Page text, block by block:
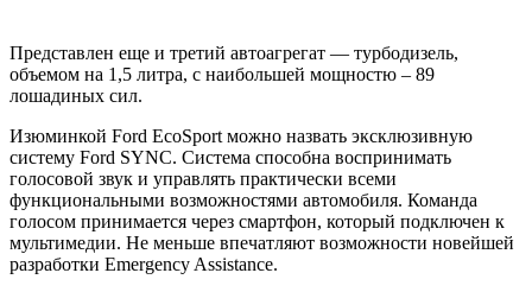
Представлен еще и третий автоагрегат — турбодизель,
объемом на 1,5 литра, с наибольшей мощностю – 89
лошадиных сил.
Изюминкой Ford EcoSport можно назвать эксклюзивную
систему Ford SYNC. Система способна воспринимать
голосовой звук и управлять практически всеми
функциональными возможностями автомобиля. Команда
голосом принимается через смартфон, который подключен к
мультимедии. Не меньше впечатляют возможности новейшей
разработки Emergency Assistance.